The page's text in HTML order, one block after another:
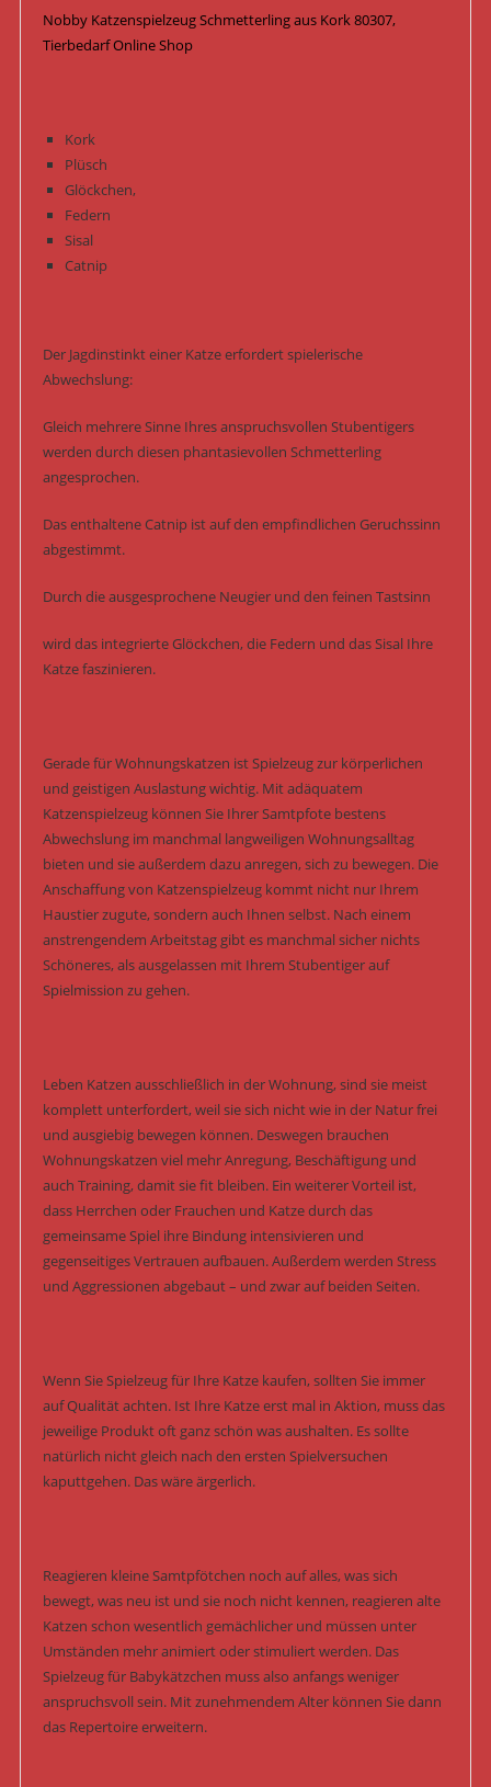
Nobby Katzenspielzeug Schmetterling aus Kork 80307,
Tierbedarf Online Shop
Kork
Plüsch
Glöckchen,
Federn
Sisal
Catnip
Der Jagdinstinkt einer Katze erfordert spielerische
Abwechslung:
Gleich mehrere Sinne Ihres anspruchsvollen Stubentigers
werden durch diesen phantasievollen Schmetterling
angesprochen.
Das enthaltene Catnip ist auf den empfindlichen Geruchssinn
abgestimmt.
Durch die ausgesprochene Neugier und den feinen Tastsinn
wird das integrierte Glöckchen, die Federn und das Sisal Ihre
Katze faszinieren.
Gerade für Wohnungskatzen ist Spielzeug zur körperlichen
und geistigen Auslastung wichtig. Mit adäquatem
Katzenspielzeug können Sie Ihrer Samtpfote bestens
Abwechslung im manchmal langweiligen Wohnungsalltag
bieten und sie außerdem dazu anregen, sich zu bewegen. Die
Anschaffung von Katzenspielzeug kommt nicht nur Ihrem
Haustier zugute, sondern auch Ihnen selbst. Nach einem
anstrengendem Arbeitstag gibt es manchmal sicher nichts
Schöneres, als ausgelassen mit Ihrem Stubentiger auf
Spielmission zu gehen.
Leben Katzen ausschließlich in der Wohnung, sind sie meist
komplett unterfordert, weil sie sich nicht wie in der Natur frei
und ausgiebig bewegen können. Deswegen brauchen
Wohnungskatzen viel mehr Anregung, Beschäftigung und
auch Training, damit sie fit bleiben. Ein weiterer Vorteil ist,
dass Herrchen oder Frauchen und Katze durch das
gemeinsame Spiel ihre Bindung intensivieren und
gegenseitiges Vertrauen aufbauen. Außerdem werden Stress
und Aggressionen abgebaut – und zwar auf beiden Seiten.
Wenn Sie Spielzeug für Ihre Katze kaufen, sollten Sie immer
auf Qualität achten. Ist Ihre Katze erst mal in Aktion, muss das
jeweilige Produkt oft ganz schön was aushalten. Es sollte
natürlich nicht gleich nach den ersten Spielversuchen
kaputtgehen. Das wäre ärgerlich.
Reagieren kleine Samtpfötchen noch auf alles, was sich
bewegt, was neu ist und sie noch nicht kennen, reagieren alte
Katzen schon wesentlich gemächlicher und müssen unter
Umständen mehr animiert oder stimuliert werden. Das
Spielzeug für Babykätzchen muss also anfangs weniger
anspruchsvoll sein. Mit zunehmendem Alter können Sie dann
das Repertoire erweitern.